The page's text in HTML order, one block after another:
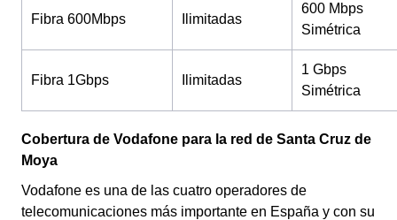
Fibra 600Mbps Ilimitadas
600 Mbps
Simétrica
Fibra 1Gbps Ilimitadas
1 Gbps
Simétrica
Cobertura de Vodafone para la red de Santa Cruz de
Moya
Vodafone es una de las cuatro operadores de
telecomunicaciones más importante en España y con su